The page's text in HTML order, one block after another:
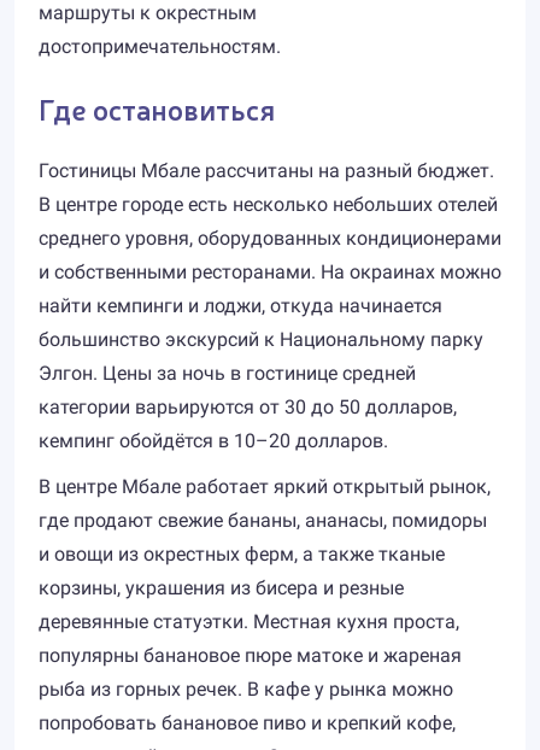
маршруты к окрестным
достопримечательностям.
Где остановиться
Гостиницы Мбале рассчитаны на разный бюджет.
В центре городе есть несколько небольших отелей
среднего уровня, оборудованных кондиционерами
и собственными ресторанами. На окраинах можно
найти кемпинги и лоджи, откуда начинается
большинство экскурсий к Национальному парку
Элгон. Цены за ночь в гостинице средней
категории варьируются от 30 до 50 долларов,
кемпинг обойдётся в 10–20 долларов.
В центре Мбале работает яркий открытый рынок,
где продают свежие бананы, ананасы, помидоры
и овощи из окрестных ферм, а также тканые
корзины, украшения из бисера и резные
деревянные статуэтки. Местная кухня проста,
популярны банановое пюре матоке и жареная
рыба из горных речек. В кафе у рынка можно
попробовать банановое пиво и крепкий кофе,